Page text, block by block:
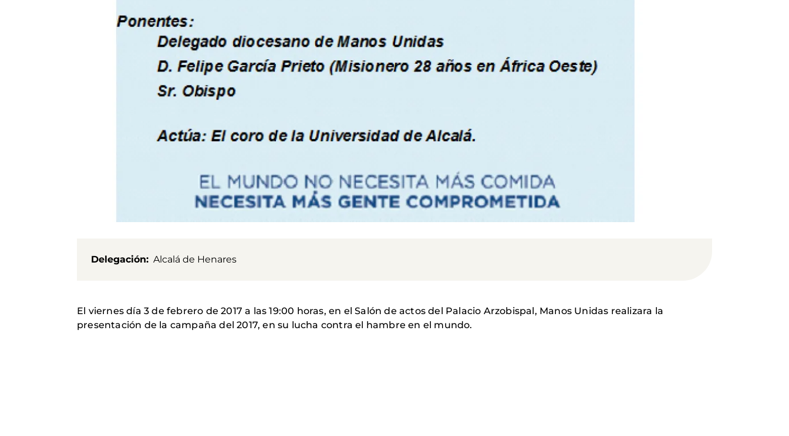
Delegación Alcalá de Henares
El viernes día 3 de febrero de 2017 a las 19:00 horas, en el Salón de actos del Palacio Arzobispal, Manos Unidas realizara la
presentación de la campaña del 2017, en su lucha contra el hambre en el mundo.